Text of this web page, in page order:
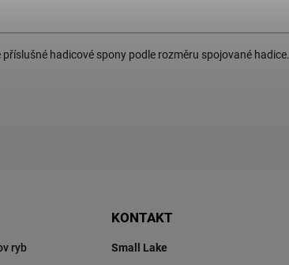
hadicové spony podle rozměru spojované hadice.
ryb
KONTAKT
Small Lake